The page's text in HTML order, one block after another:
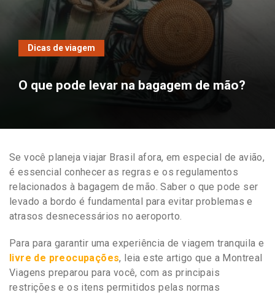
Dicas de viagem
O que pode levar na bagagem de mão?
Se você planeja viajar Brasil afora, em especial de avião,
é essencial conhecer as regras e os regulamentos
relacionados à bagagem de mão. Saber o que pode ser
levado a bordo é fundamental para evitar problemas e
atrasos desnecessários no aeroporto.
Para para garantir uma experiência de viagem tranquila e
livre de preocupações, leia este artigo que a Montreal
Viagens preparou para você, com as principais
restrições e os itens permitidos pelas normas